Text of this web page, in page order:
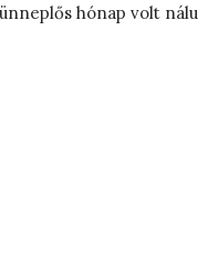
hónap volt